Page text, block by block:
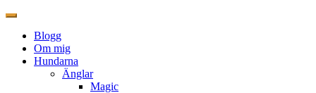
Blogg
Om mig
Hundarna
Änglar
Magic